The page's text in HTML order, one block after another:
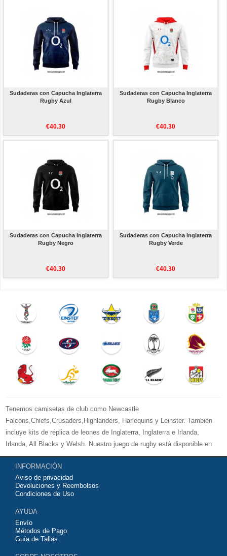
Sudaderas con Capucha Inglaterra
Rugby Azul
€40.30
Sudaderas con Capucha Inglaterra
Rugby Blanco
€40.30
Sudaderas con Capucha Inglaterra
Rugby Negro
€40.30
Sudaderas con Capucha Inglaterra
Rugby Verde
€40.30
Tenemos camisetas de club como Newcastle
Falcons,Chiefs,Crusaders,Highlanders, Harlequins y Leinster. También
incluye kits de réplica de leones de Inglaterra, Inglaterra e Irlanda,
Irlanda, All Blacks y Welsh. Nuestro juego de rugby está disponible en
versiones para mujeres, hombres y niños. Bienvenido a comprar su
camiseta de rugby 2026 baratas
equipo de club favorito o equipo nacional.
INFORMACIÓN
Aviso de privacidad
Devoluciones y Reembolsos
Condiciones de Uso
AYUDA
Envío
Métodos de Pago
Guía de Tallas